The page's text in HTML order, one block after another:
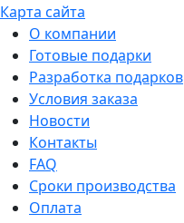
Карта сайта
О компании
Готовые подарки
Разработка подарков
Условия заказа
Новости
Контакты
FAQ
Сроки производства
Оплата